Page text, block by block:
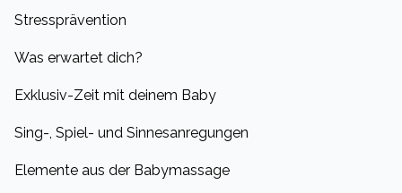
Stressprävention
Was erwartet dich?
Exklusiv-Zeit mit deinem Baby
Sing-, Spiel- und Sinnesanregungen
Elemente aus der Babymassage